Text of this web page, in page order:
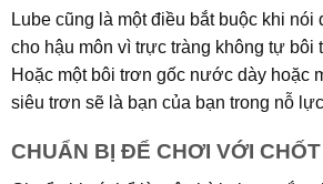
Lube cũng là một điều bắt buộc khi nói
cho hậu môn vì trực tràng không tự bôi
Hoặc một bôi trơn gốc nước dày hoặc
siêu trơn sẽ là bạn của bạn trong nỗ
CHUẨN BỊ ĐỂ CHƠI VỚI